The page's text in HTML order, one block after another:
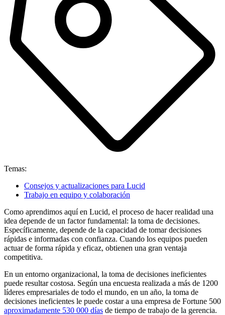
Temas:
Consejos y actualizaciones para Lucid
Trabajo en equipo y colaboración
Como aprendimos aquí en Lucid, el proceso de hacer realidad una
idea depende de un factor fundamental: la toma de decisiones.
Específicamente, depende de la capacidad de tomar decisiones
rápidas e informadas con confianza. Cuando los equipos pueden
actuar de forma rápida y eficaz, obtienen una gran ventaja
competitiva.
En un entorno organizacional, la toma de decisiones ineficientes
puede resultar costosa. Según una encuesta realizada a más de 1200
líderes empresariales de todo el mundo, en un año, la toma de
decisiones ineficientes le puede costar a una empresa de Fortune 500
aproximadamente 530 000 días de tiempo de trabajo de la gerencia.